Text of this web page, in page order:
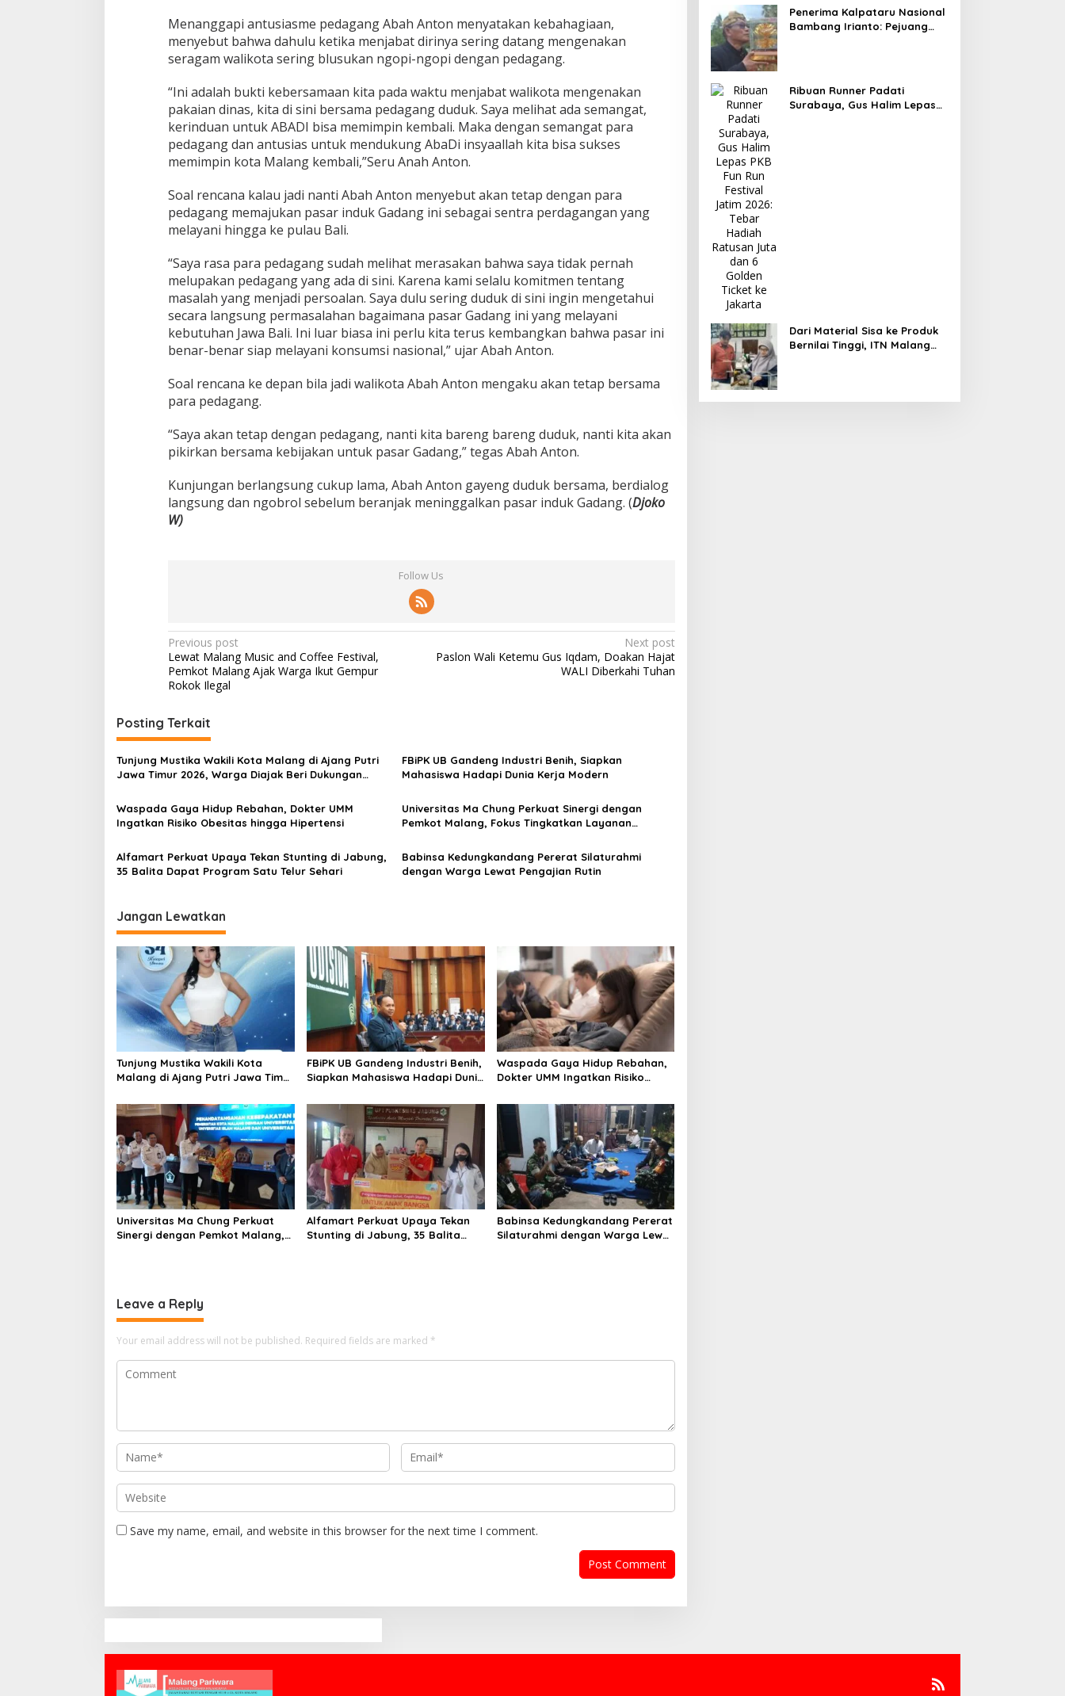
Menanggapi antusiasme pedagang Abah Anton menyatakan kebahagiaan,
menyebut bahwa dahulu ketika menjabat dirinya sering datang mengenakan
seragam walikota sering blusukan ngopi-ngopi dengan pedagang.
“Ini adalah bukti kebersamaan kita pada waktu menjabat walikota mengenakan
pakaian dinas, kita di sini bersama pedagang duduk. Saya melihat ada semangat,
kerinduan untuk ABADI bisa memimpin kembali. Maka dengan semangat para
pedagang dan antusias untuk mendukung AbaDi insyaallah kita bisa sukses
memimpin kota Malang kembali,”Seru Anah Anton.
Soal rencana kalau jadi nanti Abah Anton menyebut akan tetap dengan para
pedagang memajukan pasar induk Gadang ini sebagai sentra perdagangan yang
melayani hingga ke pulau Bali.
“Saya rasa para pedagang sudah melihat merasakan bahwa saya tidak pernah
melupakan pedagang yang ada di sini. Karena kami selalu komitmen tentang
masalah yang menjadi persoalan. Saya dulu sering duduk di sini ingin mengetahui
secara langsung permasalahan bagaimana pasar Gadang ini yang melayani
kebutuhan Jawa Bali. Ini luar biasa ini perlu kita terus kembangkan bahwa pasar ini
benar-benar siap melayani konsumsi nasional,” ujar Abah Anton.
Soal rencana ke depan bila jadi walikota Abah Anton mengaku akan tetap bersama
para pedagang.
“Saya akan tetap dengan pedagang, nanti kita bareng bareng duduk, nanti kita akan
pikirkan bersama kebijakan untuk pasar Gadang,” tegas Abah Anton.
Kunjungan berlangsung cukup lama, Abah Anton gayeng duduk bersama, berdialog
langsung dan ngobrol sebelum beranjak meninggalkan pasar induk Gadang. (Djoko
W)
Follow Us
P
o
s
t
n
a
v
i
g
t
o
n
Previous post
Lewat Malang Music and Coffee Festival,
Pemkot Malang Ajak Warga Ikut Gempur
Rokok Ilegal
Next post
Paslon Wali Ketemu Gus Iqdam, Doakan Hajat
WALI Diberkahi Tuhan
Posting Terkait
Tunjung Mustika Wakili Kota Malang di Ajang Putri
Jawa Timur 2026, Warga Diajak Beri Dukungan
FBiPK UB Gandeng Industri Benih, Siapkan
Mahasiswa Hadapi Dunia Kerja Modern
Waspada Gaya Hidup Rebahan, Dokter UMM
Ingatkan Risiko Obesitas hingga Hipertensi
Universitas Ma Chung Perkuat Sinergi dengan
Pemkot Malang, Fokus Tingkatkan Layanan
Alfamart Perkuat Upaya Tekan Stunting di Jabung,
35 Balita Dapat Program Satu Telur Sehari
Babinsa Kedungkandang Pererat Silaturahmi
dengan Warga Lewat Pengajian Rutin
Jangan Lewatkan
Tunjung Mustika Wakili Kota
Malang di Ajang Putri Jawa Timur
Dukungan Melalui Instagram
FBiPK UB Gandeng Industri Benih,
Siapkan Mahasiswa Hadapi Dunia
Waspada Gaya Hidup Rebahan,
Dokter UMM Ingatkan Risiko
Universitas Ma Chung Perkuat
Sinergi dengan Pemkot Malang,
Alfamart Perkuat Upaya Tekan
Stunting di Jabung, 35 Balita
Babinsa Kedungkandang Pererat
Silaturahmi dengan Warga Lewat
Leave a Reply
Your email address will not be published. Required fields are marked *
Save my name, email, and website in this browser for the next time I comment.
Penerima Kalpataru Nasional
Bambang Irianto: Pejuang
Ribuan Runner Padati
Surabaya, Gus Halim Lepas
Dari Material Sisa ke Produk
Bernilai Tinggi, ITN Malang